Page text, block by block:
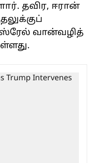
தவிர, ஈரான்
வான்வழித்